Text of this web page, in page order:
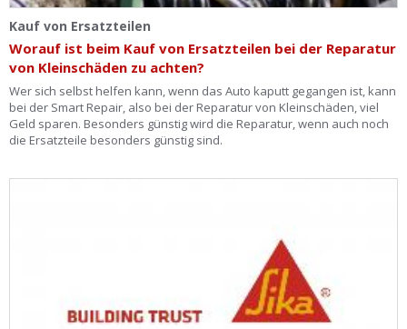
Kauf von Ersatzteilen
Worauf ist beim Kauf von Ersatzteilen bei der Reparatur
von Kleinschäden zu achten?
Wer sich selbst helfen kann, wenn das Auto kaputt gegangen ist, kann
bei der Smart Repair, also bei der Reparatur von Kleinschäden, viel
Geld sparen. Besonders günstig wird die Reparatur, wenn auch noch
die Ersatzteile besonders günstig sind.